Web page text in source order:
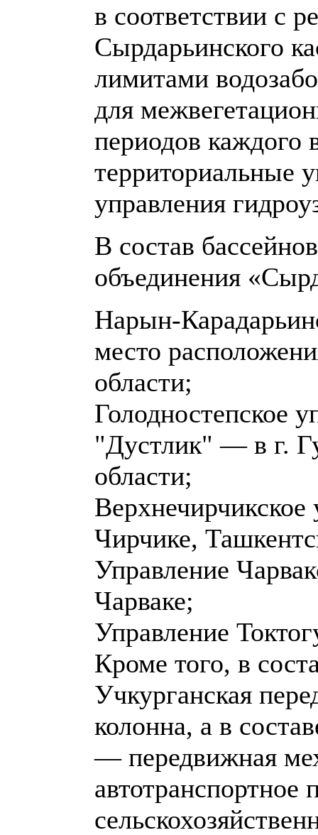
в соответствии с
Сырдарьинского
лимитами
для
периодов каждого
территориальные
управления
В состав
объединения
Нарын-
место
области;
Голодностепское
"Дустлик" — в г.
области;
Чирчике,
Управление
Чарваке;
Управление
Кроме того, в
Учкурганская
колонна, а в
— передвижная
автотранспортное